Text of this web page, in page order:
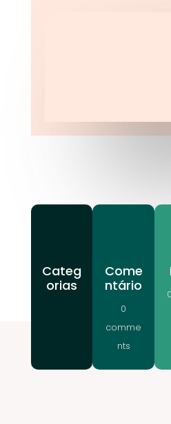
Categ
orias
Come
ntário
0
comme
nts